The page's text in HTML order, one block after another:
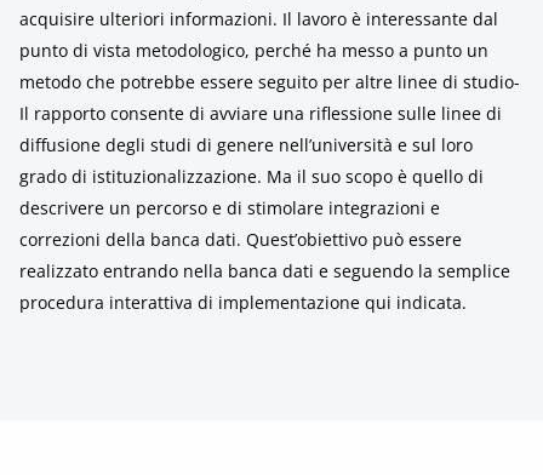
acquisire ulteriori informazioni. Il lavoro è interessante dal
punto di vista metodologico, perché ha messo a punto un
metodo che potrebbe essere seguito per altre linee di studio-
Il rapporto consente di avviare una riflessione sulle linee di
diffusione degli studi di genere nell’università e sul loro
grado di istituzionalizzazione. Ma il suo scopo è quello di
descrivere un percorso e di stimolare integrazioni e
correzioni della banca dati. Quest’obiettivo può essere
realizzato entrando nella banca dati e seguendo la semplice
procedura interattiva di implementazione qui indicata.